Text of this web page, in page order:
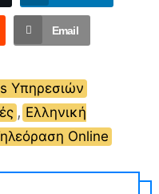
Email
Υπηρεσιών
, Ελληνική
Online